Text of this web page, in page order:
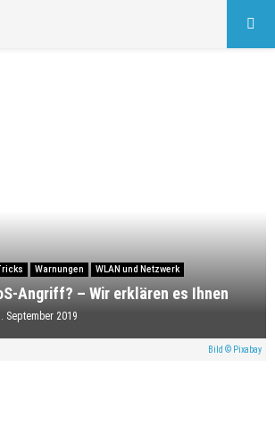
Warnungen WLAN und Netzwerk
Angriff? – Wir erklären es Ihnen
September 2019
Bild © Pixabay